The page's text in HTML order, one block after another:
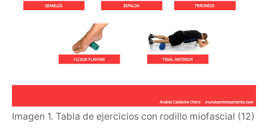
Imagen 1. Tabla de ejercicios con rodillo miofascial (12)